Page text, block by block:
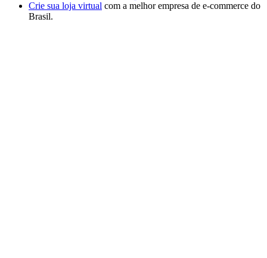
Crie sua loja virtual com a melhor empresa de e-commerce do
Brasil.